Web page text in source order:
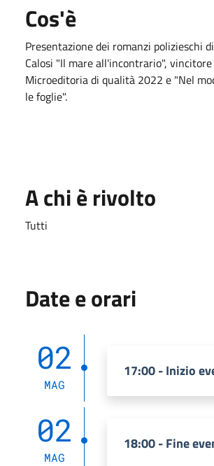
Cos'è
Presentazione dei romanzi polizieschi
Calosi "Il mare all'incontrario",
Microeditoria di qualità 2022 e "Nel
le foglie".
A chi è rivolto
Tutti
Date e orari
02
MAG
17:00 - Inizio
02
MAG
18:00 - Fine